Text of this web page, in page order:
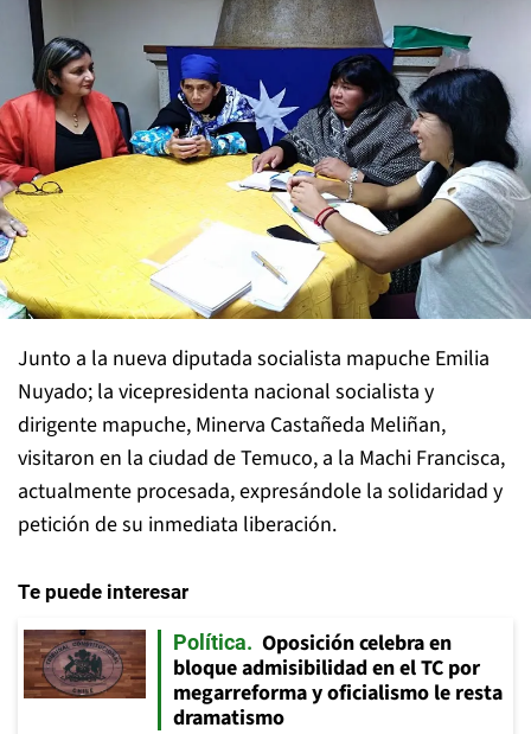
Junto a la nueva diputada socialista mapuche Emilia
Nuyado; la vicepresidenta nacional socialista y
dirigente mapuche, Minerva Castañeda Meliñan,
visitaron en la ciudad de Temuco, a la Machi Francisca,
actualmente procesada, expresándole la solidaridad y
petición de su inmediata liberación.
Te puede interesar
Política
Oposición celebra en
bloque admisibilidad en el TC por
megarreforma y oficialismo le resta
dramatismo